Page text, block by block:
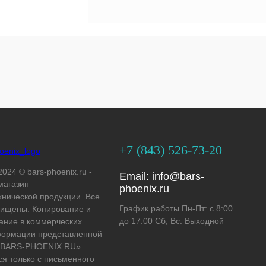
© bars-phoenix.ru -
продукции. Все
Копирование и
в коммерческих
представленной
PHOENIX.RU»
только с письменного
+7 (843) 526-73-20
Email: info@bars-
phoenix.ru
График работы Пн-Пт: с 8:00
до 17:00 Сб, Вс: Выходной